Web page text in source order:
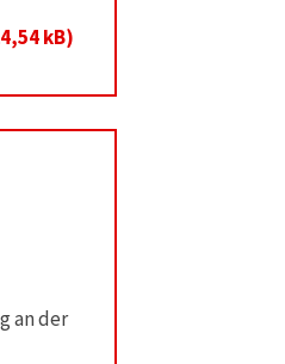
kB)
an der